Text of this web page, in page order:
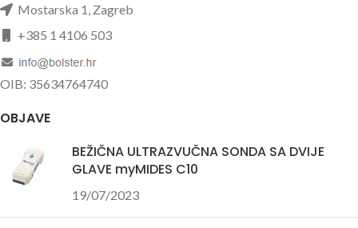
Mostarska 1, Zagreb
+385 1 4106 503
OIB: 35634764740
OBJAVE
BEŽIČNA ULTRAZVUČNA SONDA SA DVIJE
GLAVE myMIDES C10
19/07/2023